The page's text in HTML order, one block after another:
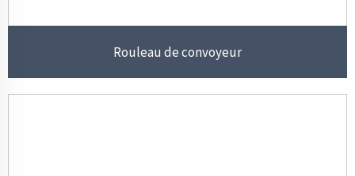
Rouleau de convoyeur